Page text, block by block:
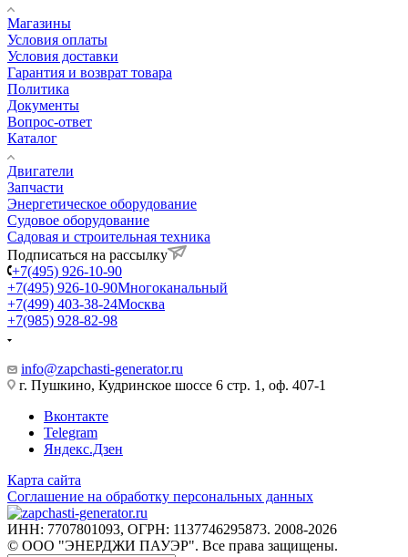
Магазины
Условия оплаты
Условия доставки
Гарантия и возврат товара
Политика
Документы
Вопрос-ответ
Каталог
Двигатели
Запчасти
Энергетическое оборудование
Судовое оборудование
Садовая и строительная техника
Подписаться на рассылку
+7(495) 926-10-90
+7(495) 926-10-90Многоканальный
+7(499) 403-38-24Москва
+7(985) 928-82-98
info@zapchasti-generator.ru
г. Пушкино, Кудринское шоссе 6 стр. 1, оф. 407-1
Вконтакте
Telegram
Яндекс.Дзен
Карта сайта
Соглашение на обработку персональных данных
ИНН: 7707801093, ОГРН: 1137746295873. 2008-2026
© ООО "ЭНЕРДЖИ ПАУЭР". Все права защищены.